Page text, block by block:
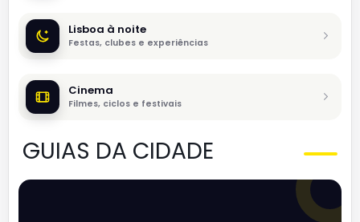
Lisboa à noite
Festas, clubes e experiências
Cinema
Filmes, ciclos e festivais
GUIAS DA CIDADE